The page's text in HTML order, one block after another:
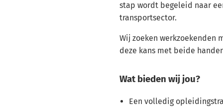
stap wordt begeleid naar
transportsector.
Wij zoeken werkzoekenden
deze kans met beide
Wat bieden wij jou?
Een volledig